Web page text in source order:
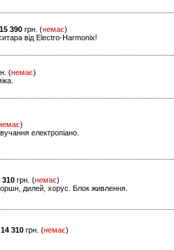
15 390 грн. (немає)
від Electro-Harmonix!
(немає)
)
електропіано.
310 грн. (немає)
дилей, хорус. Блок живлення.
14 310 грн. (немає)